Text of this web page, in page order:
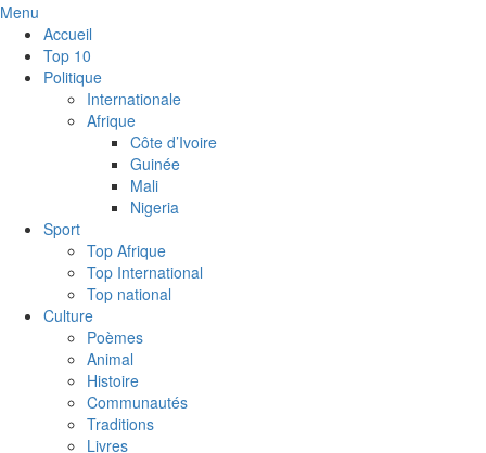
Menu
Accueil
Top 10
Politique
Internationale
Afrique
Côte d’Ivoire
Guinée
Mali
Nigeria
Sport
Top Afrique
Top International
Top national
Culture
Poèmes
Animal
Histoire
Communautés
Traditions
Livres